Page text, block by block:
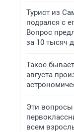
Турист из
подрался с
Вопрос
за 10 тысяч
Такое
августа
Эти
всем